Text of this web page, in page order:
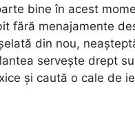
bine în acest
fără menajamente
din nou,
servește drept
și caută o cale de